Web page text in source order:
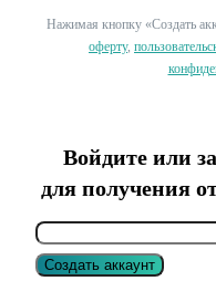
Нажимая кнопку «Создать
оферту,
Войдите или
для получения
Создать аккаунт